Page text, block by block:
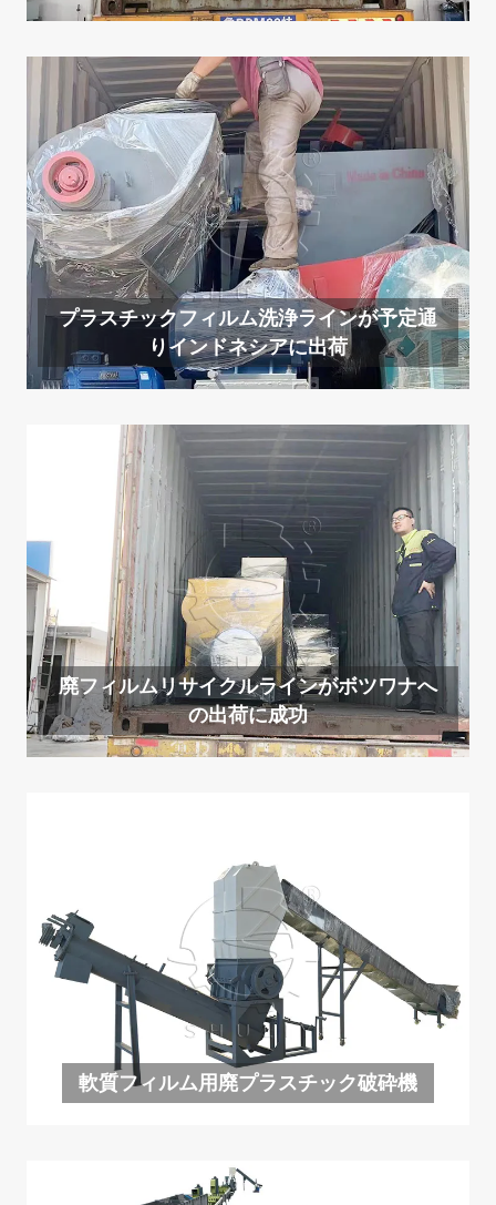
プラスチックフィルム洗浄ラインが予定通
りインドネシアに出荷
廃フィルムリサイクルラインがボツワナへ
の出荷に成功
軟質フィルム用廃プラスチック破砕機